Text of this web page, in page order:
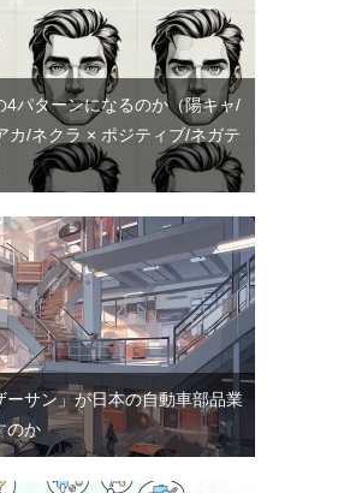
4パターンになるのか（陽キャ/
カ/ネクラ × ポジティブ/ネガテ
ーサン」が日本の自動車部品業
のか